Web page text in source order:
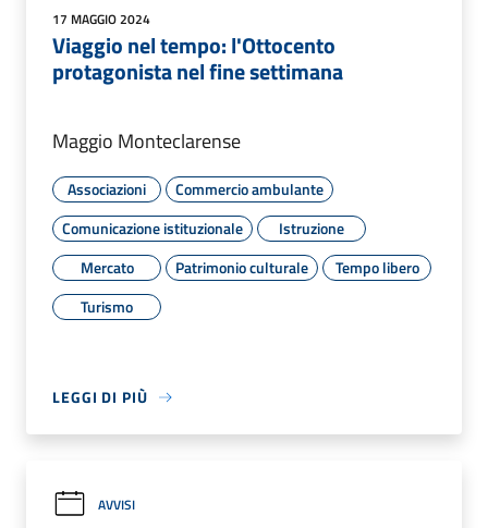
17 MAGGIO 2024
Viaggio nel tempo: l'Ottocento
protagonista nel fine settimana
Maggio Monteclarense
Associazioni
Commercio ambulante
Comunicazione istituzionale
Istruzione
Mercato
Patrimonio culturale
Tempo libero
Turismo
LEGGI DI PIÙ
AVVISI